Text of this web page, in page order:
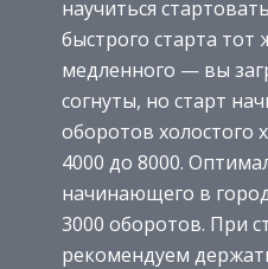
научиться
быстрого старта тот
медленного — вы
согнуты, но старт
оборотов холостого
4000 до 8000.
начинающего в
3000 оборотов. При
рекомендуем